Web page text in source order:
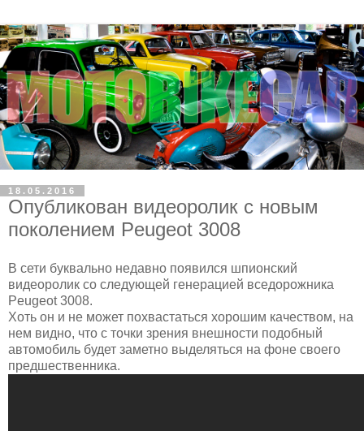
18.05.2016
Опубликован видеоролик с новым
поколением Peugeot 3008
В сети буквально недавно появился шпионский
видеоролик со следующей генерацией вседорожника
Peugeot 3008.
Хоть он и не может похвастаться хорошим качеством, на
нем видно, что с точки зрения внешности подобный
автомобиль будет заметно выделяться на фоне своего
предшественника.